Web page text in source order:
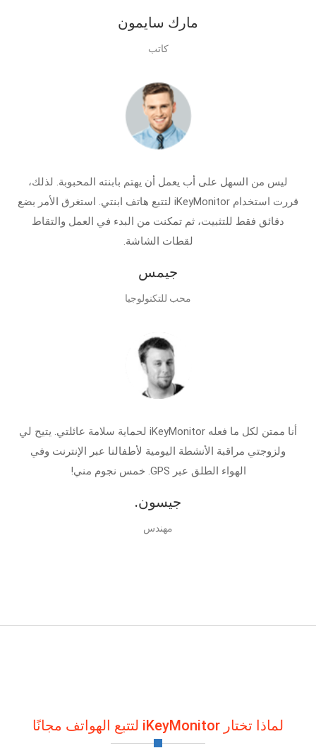
مارك سايمون
كاتب
ليس من السهل على أب يعمل أن يهتم بابنته المحبوبة. لذلك،
قررت استخدام iKeyMonitor لتتبع هاتف ابنتي. استغرق الأمر بضع
دقائق فقط للتثبيت، ثم تمكنت من البدء في العمل والتقاط
لقطات الشاشة.
جيمس
محب للتكنولوجيا
أنا ممتن لكل ما فعله iKeyMonitor لحماية سلامة عائلتي. يتيح لي
ولزوجتي مراقبة الأنشطة اليومية لأطفالنا عبر الإنترنت وفي
الهواء الطلق عبر GPS. خمس نجوم مني!
جيسون.
مهندس
لماذا تختار iKeyMonitor لتتبع الهواتف مجانًا